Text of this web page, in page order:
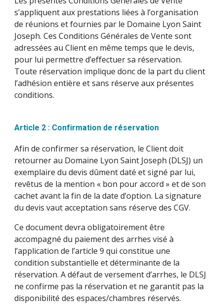
s’appliquent aux prestations liées à l’organisation
de réunions et fournies par le Domaine Lyon Saint
Joseph. Ces Conditions Générales de Vente sont
adressées au Client en même temps que le devis,
pour lui permettre d’effectuer sa réservation.
Toute réservation implique donc de la part du client
l’adhésion entière et sans réserve aux présentes
conditions.
Article 2 : Confirmation de réservation
Afin de confirmer sa réservation, le Client doit
retourner au Domaine Lyon Saint Joseph (DLSJ) un
exemplaire du devis dûment daté et signé par lui,
revêtus de la mention « bon pour accord » et de son
cachet avant la fin de la date d’option. La signature
du devis vaut acceptation sans réserve des CGV.
Ce document devra obligatoirement être
accompagné du paiement des arrhes visé à
l’application de l’article 9 qui constitue une
condition substantielle et déterminante de la
réservation. A défaut de versement d’arrhes, le DLSJ
ne confirme pas la réservation et ne garantit pas la
disponibilité des espaces/chambres réservés.